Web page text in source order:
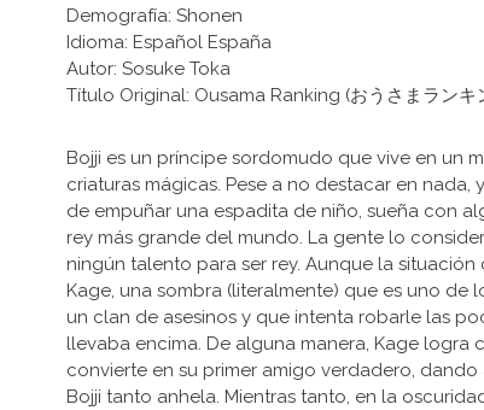
Demografía: Shonen
Idioma: Español España
Autor: Sosuke Toka
Título Original: Ousama Ranking (おうさまランキ
Bojji es un príncipe sordomudo que vive en un
criaturas mágicas. Pese a no destacar en nada,
de empuñar una espadita de niño, sueña con
rey más grande del mundo. La gente lo
ningún talento para ser rey. Aunque la
Kage, una sombra (literalmente) que es uno de
un clan de asesinos y que intenta robarle las
llevaba encima. De alguna manera, Kage logra
convierte en su primer amigo verdadero,
Bojji tanto anhela. Mientras tanto, en la